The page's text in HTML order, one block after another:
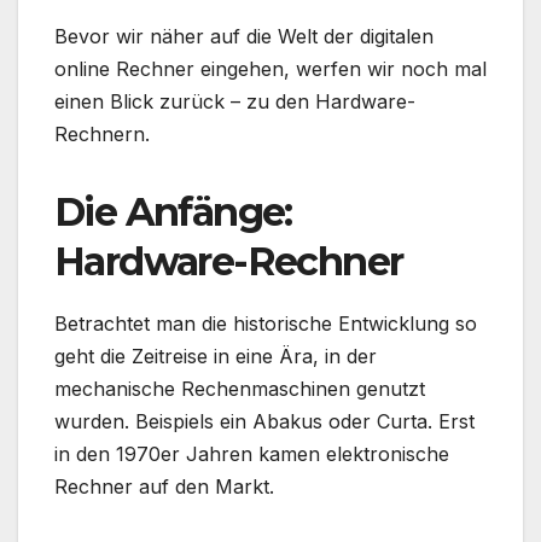
Bevor wir näher auf die Welt der digitalen
online Rechner eingehen, werfen wir noch mal
einen Blick zurück – zu den Hardware-
Rechnern.
Die Anfänge:
Hardware-Rechner
Betrachtet man die historische Entwicklung so
geht die Zeitreise in eine Ära, in der
mechanische Rechenmaschinen genutzt
wurden. Beispiels ein Abakus oder Curta. Erst
in den 1970er Jahren kamen elektronische
Rechner auf den Markt.